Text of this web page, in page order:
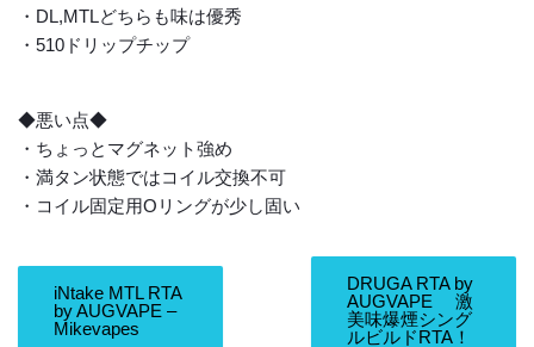
・DL,MTLどちらも味は優秀
・510ドリップチップ
◆悪い点◆
・ちょっとマグネット強め
・満タン状態ではコイル交換不可
・コイル固定用Oリングが少し固い
iNtake MTL RTA
by AUGVAPE –
Mikevapes
DRUGA RTA by
AUGVAPE 激
美味爆煙シング
ルビルドRTA！